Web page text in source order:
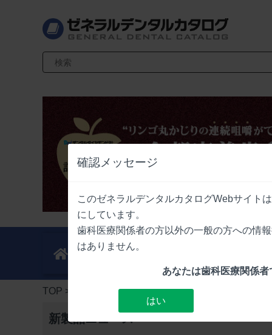
確認メッセージ
このゼネラルデンタルカタログWebサイト
にしています。
歯科医療関係者の方以外の一般の方への情
はありません。
あなたは歯科医療関係者
はい
検索キーワード入力
新製品
TOP > 新製品ニュース
新製品ニュース